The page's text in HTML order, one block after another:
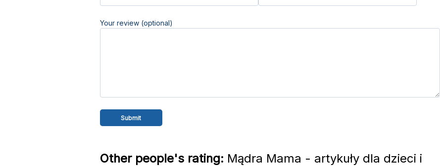
Your review (optional)
Other people's rating: Mądra Mama - artykuły dla dzieci i